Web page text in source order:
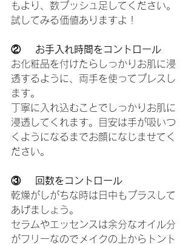
もより、数プッシュ足してください。
試してみる価値ありますよ！
②    お手入れ時間をコントロール
お化粧品を付けたらしっかりお肌に浸
透するように、両手を使ってプレスし
ます。
丁寧に入れ込むことでしっかりお肌に
浸透してくれます。目安は手が吸いつ
くようになるまでお顔になじませてく
ださい。
③    回数をコントロール
乾燥がしがちな時は日中もプラスして
あげましょう。
セラムやエッセンスは余分なオイル分
がフリーなのでメイクの上からトント